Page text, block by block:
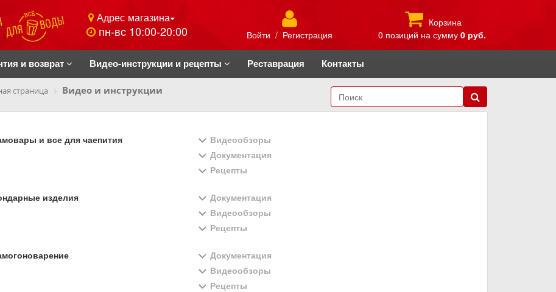
Адрес магазина
пн-вс 10:00-20:00 Войти / Регистрация
Корзина
0 позиций на сумму 0 руб.
и возврат Видео-инструкции и рецепты Реставрация Контакты
страница Видео и инструкции
и все для чаепития
Видеообзоры
Документация
Рецепты
изделия
Документация
Видеообзоры
Рецепты
Документация
Видеообзоры
Рецепты